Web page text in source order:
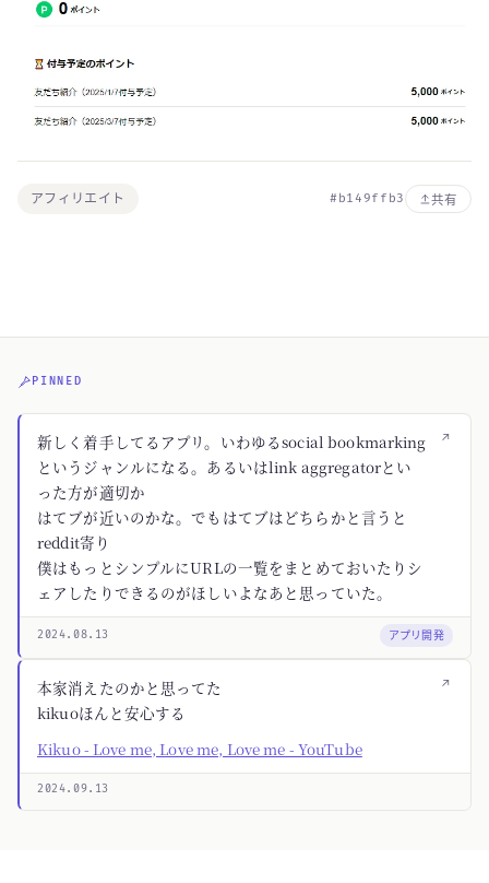
アフィリエイト #b149ffb3 共有
PINNED
↗
新しく着手してるアプリ。いわゆるsocial bookmarking
というジャンルになる。あるいはlink aggregatorとい
った方が適切か
はてブが近いのかな。でもはてブはどちらかと言うと
reddit寄り
僕はもっとシンプルにURLの一覧をまとめておいたりシ
ェアしたりできるのがほしいよなあと思っていた。
2024.08.13 アプリ開発
↗
本家消えたのかと思ってた
kikuoほんと安心する
Kikuo - Love me, Love me, Love me - YouTube
2024.09.13